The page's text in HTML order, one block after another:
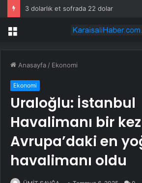
Menü
Anasayfa / Ekonomi
Ekonomi
Uraloğlu: İstanbul
Havalimanı bir
Avrupa’daki en
havalimanı oldu